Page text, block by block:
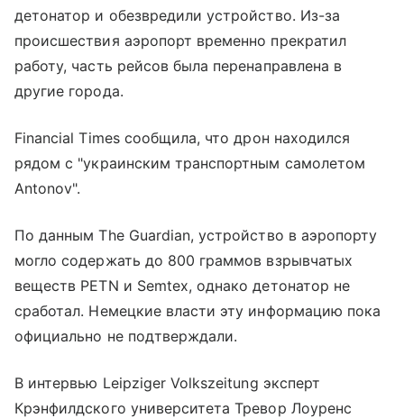
детонатор и обезвредили устройство. Из-за
происшествия аэропорт временно прекратил
работу, часть рейсов была перенаправлена в
другие города.
Financial Times сообщила, что дрон находился
рядом с "украинским транспортным самолетом
Antonov".
По данным The Guardian, устройство в аэропорту
могло содержать до 800 граммов взрывчатых
веществ PETN и Semtex, однако детонатор не
сработал. Немецкие власти эту информацию пока
официально не подтверждали.
В интервью Leipziger Volkszeitung эксперт
Крэнфилдского университета Тревор Лоуренс